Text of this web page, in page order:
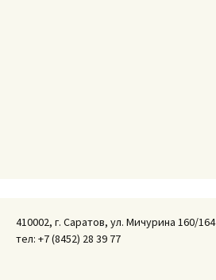
410002, г. Саратов, ул. Мичурина 160/164
тел: +7 (8452) 28 39 77